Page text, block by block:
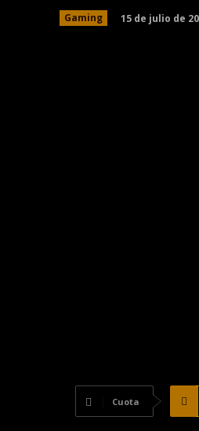
Gaming 15 de julio de
Cuota